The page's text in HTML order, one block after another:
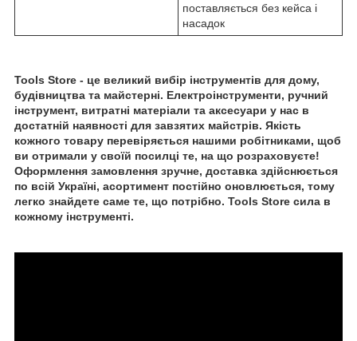
поставляється без кейса і
насадок
Tools Store - це великий вибір інструментів для дому,
будівництва та майстерні. Електроінструменти, ручний
інструмент, витратні матеріали та аксесуари у нас в
достатній наявності для завзятих майстрів. Якість
кожного товару перевіряється нашими робітниками, щоб
ви отримали у своїй посилці те, на що розраховуєте!
Оформлення замовлення зручне, доставка здійснюється
по всій Україні, асортимент постійно оновлюється, тому
легко знайдете саме те, що потрібно. Tools Store сила в
кожному інструменті.